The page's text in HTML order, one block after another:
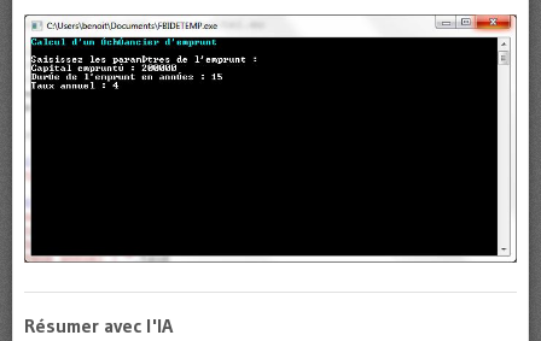
Résumer avec l'IA